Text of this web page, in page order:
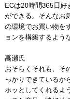
ECは20時間365日好
ができる。そんなお
の環境でお買い物を
ョンを構築するよう
高瀬氏
おそらくそれも、そ
っかりできているか
ホッとしてくれるよ